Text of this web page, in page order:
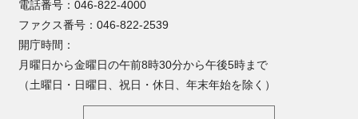
電話番号：046-822-4000
ファクス番号：046-822-2539
開庁時間：
月曜日から金曜日の午前8時30分から午後5時まで
（土曜日・日曜日、祝日・休日、年末年始を除く）